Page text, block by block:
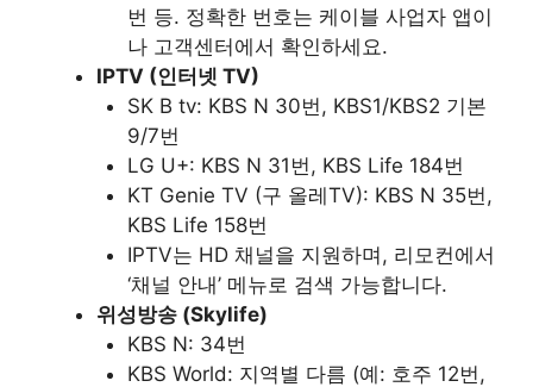
번 등. 정확한 번호는 케이블 사업자 앱이
나 고객센터에서 확인하세요.
IPTV (인터넷 TV)
SK B tv: KBS N 30번, KBS1/KBS2 기본
9/7번
LG U+: KBS N 31번, KBS Life 184번
KT Genie TV (구 올레TV): KBS N 35번,
KBS Life 158번
IPTV는 HD 채널을 지원하며, 리모컨에서
‘채널 안내’ 메뉴로 검색 가능합니다.
위성방송 (Skylife)
KBS N: 34번
KBS World: 지역별 다름 (예: 호주 12번,